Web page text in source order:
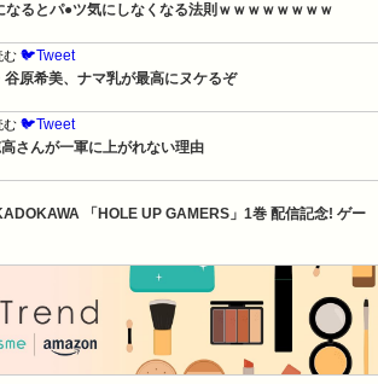
なるとパ●ツ気にしなくなる法則ｗｗｗｗｗｗｗｗ
む 🐦Tweet
谷原希美、ナマ乳が最高にヌケるぞ
む 🐦Tweet
さんが一軍に上がれない理由
「HOLE UP GAMERS」1巻 配信記念! ゲー